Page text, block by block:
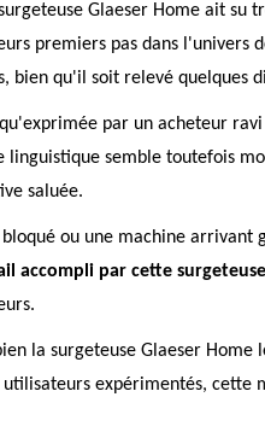
Glaeser Home ait su
premiers pas dans
qu'il soit relevé quelques
par un acheteur
linguistique semble toutefois
saluée.
ou une machine
accompli par cette
la surgeteuse Glaeser
expérimentés,